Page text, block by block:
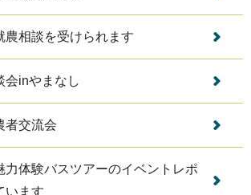
農相談を受けられます
会inやまなし
者交流会
力体験バスツアーのイベントレポ
います